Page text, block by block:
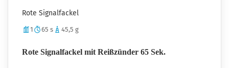
Rote Signalfackel
1 65 s 45,5 g
Rote Signalfackel mit Reißzünder 65 Sek.